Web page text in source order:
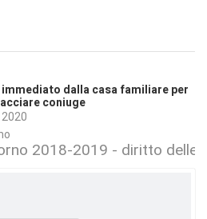
dalla casa familiare per
coniuge
2018-2019 - diritto delle